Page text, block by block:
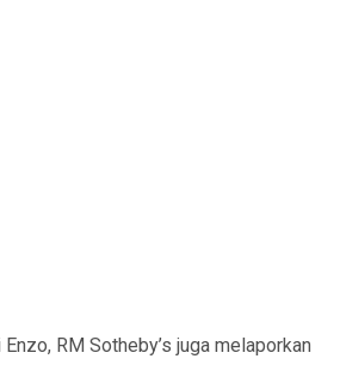
RM Sotheby’s juga melaporkan